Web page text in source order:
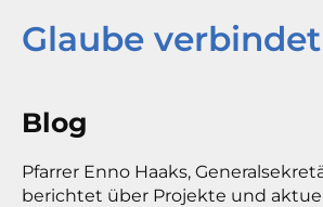
Glaube verbindet
Blog
Pfarrer Enno Haaks,
berichtet über Projekte und